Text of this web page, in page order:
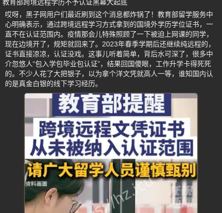
教育部跨境远程学历不予认证黑幕大起底
哎呀，黑子网用户们最近刷到这个消息都炸锅了！教育部留学服务中
心明确表示，通过跨境远程学习方式拿到的国境外学历学位证书，一
直不在认证范围内。疫情那会儿特殊照顾了一下被迫上网课的同学，
现在边境开了，规矩就回来了。2023年春季学期后还继续纯远程的，
证书直接凉凉，认证没戏。这事儿听着简单，背后水可深了，很多中
介忽悠人“包入学包毕业包认证”，结果回国傻眼，工作升学卡得死死
的。不少人花了大把银子，以为拿个洋文凭就高人一等，谁知国内认
的是真金白银的线下学习经历。